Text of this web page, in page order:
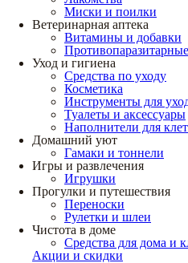
Миски и поилки
Ветеринарная аптека
Витамины и добавки
Уход и гигиена
Средства по уходу
Косметика
Инструменты для
Туалеты и аксессуары
Наполнители для
Домашний уют
Гамаки и тоннели
Игры и развлечения
Игрушки
Прогулки и путешествия
Переноски
Рулетки и шлеи
Чистота в доме
Средства для дома и
Акции и скидки